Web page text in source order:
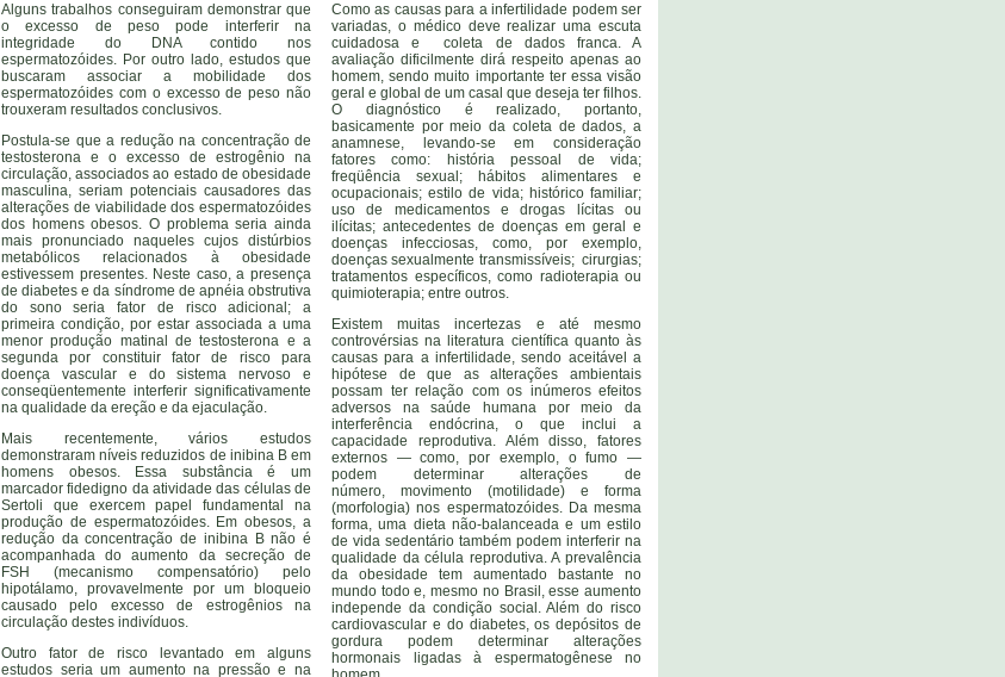
Alguns trabalhos conseguiram demonstrar que
o excesso de peso pode interferir na
integridade do DNA contido nos
espermatozóides. Por outro lado, estudos que
buscaram associar a mobilidade dos
espermatozóides com o excesso de peso não
trouxeram resultados conclusivos.
Postula-se que a redução na concentração de
testosterona e o excesso de estrogênio na
circulação, associados ao estado de obesidade
masculina, seriam potenciais causadores das
alterações de viabilidade dos espermatozóides
dos homens obesos. O problema seria ainda
mais pronunciado naqueles cujos distúrbios
metabólicos relacionados à obesidade
estivessem presentes. Neste caso, a presença
de diabetes e da síndrome de apnéia obstrutiva
do sono seria fator de risco adicional; a
primeira condição, por estar associada a uma
menor produção matinal de testosterona e a
segunda por constituir fator de risco para
doença vascular e do sistema nervoso e
conseqüentemente interferir significativamente
na qualidade da ereção e da ejaculação.
Mais recentemente, vários estudos
demonstraram níveis reduzidos de inibina B em
homens obesos. Essa substância é um
marcador fidedigno da atividade das células de
Sertoli que exercem papel fundamental na
produção de espermatozóides. Em obesos, a
redução da concentração de inibina B não é
acompanhada do aumento da secreção de
FSH (mecanismo compensatório) pelo
hipotálamo, provavelmente por um bloqueio
causado pelo excesso de estrogênios na
circulação destes indivíduos.
Outro fator de risco levantado em alguns
estudos seria um aumento na pressão e na
Como as causas para a infertilidade podem ser
variadas, o médico deve realizar uma escuta
cuidadosa e coleta de dados franca. A
avaliação dificilmente dirá respeito apenas ao
homem, sendo muito importante ter essa visão
geral e global de um casal que deseja ter filhos.
O diagnóstico é realizado, portanto,
basicamente por meio da coleta de dados, a
anamnese, levando-se em consideração
fatores como: história pessoal de vida;
freqüência sexual; hábitos alimentares e
ocupacionais; estilo de vida; histórico familiar;
uso de medicamentos e drogas lícitas ou
ilícitas; antecedentes de doenças em geral e
doenças infecciosas, como, por exemplo,
doenças sexualmente transmissíveis; cirurgias;
tratamentos específicos, como radioterapia ou
quimioterapia; entre outros.
Existem muitas incertezas e até mesmo
controvérsias na literatura científica quanto às
causas para a infertilidade, sendo aceitável a
hipótese de que as alterações ambientais
possam ter relação com os inúmeros efeitos
adversos na saúde humana por meio da
interferência endócrina, o que inclui a
capacidade reprodutiva. Além disso, fatores
externos — como, por exemplo, o fumo —
podem determinar alterações de
número, movimento (motilidade) e forma
(morfologia) nos espermatozóides. Da mesma
forma, uma dieta não-balanceada e um estilo
de vida sedentário também podem interferir na
qualidade da célula reprodutiva. A prevalência
da obesidade tem aumentado bastante no
mundo todo e, mesmo no Brasil, esse aumento
independe da condição social. Além do risco
cardiovascular e do diabetes, os depósitos de
gordura podem determinar alterações
hormonais ligadas à espermatogênese no